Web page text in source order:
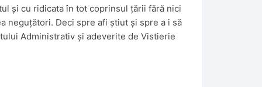
și cu ridicata în tot coprinsul țării fără nici
neguțători. Deci spre afi știut și spre a i să
Administrativ și adeverite de Vistierie